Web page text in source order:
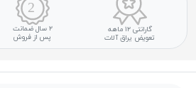
گارانتی ۱۲ ماهه
تعویض یراق آلات
۲ سال ضمانت
پس از فروش